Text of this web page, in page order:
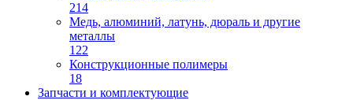
214
Медь, алюминий, латунь, дюраль и другие
металлы
122
Конструкционные полимеры
18
Запчасти и комплектующие